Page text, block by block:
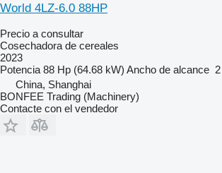
World 4LZ-6.0 88HP
Precio a consultar
Cosechadora de cereales
2023
Potencia 88 Hp (64.68 kW) Ancho de alcance
China, Shanghai
BONFEE Trading (Machinery)
Contacte con el vendedor